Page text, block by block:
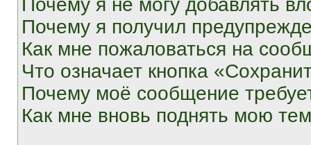
Почему я не могу добавлять
Почему я получил
Как мне пожаловаться на
Что означает кнопка
Почему моё сообщение
Как мне вновь поднять мою